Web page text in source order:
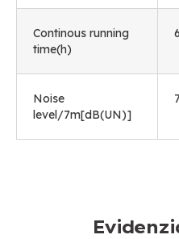
Continous running
time(h)
6
Noise
level/7m[dB(UN)]